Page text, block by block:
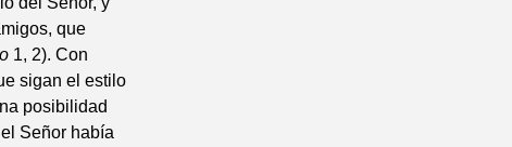
que
1, 2). Con
sigan el estilo
posibilidad
Señor había